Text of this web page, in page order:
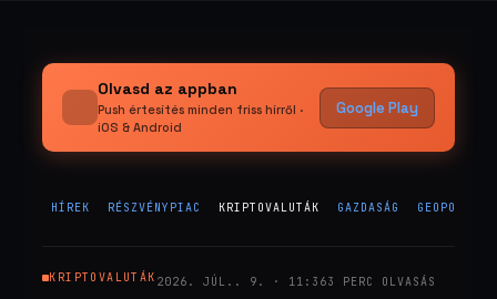
Olvasd az appban
Push értesítés minden friss hírről ·
iOS & Android
Google Play
HÍREK RÉSZVÉNYPIAC KRIPTOVALUTÁK GAZDASÁG
KRIPTOVALUTÁK 2026. JÚL.. 9. · 11:363 PERC OLVASÁS